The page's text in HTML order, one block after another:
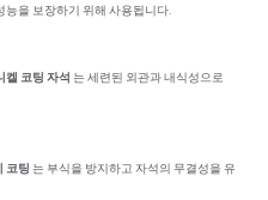
을 보장하기 위해 사용됩니다.
켈 코팅 자석 는 세련된 외관과 내식성으로
코팅 는 부식을 방지하고 자석의 무결성을 유